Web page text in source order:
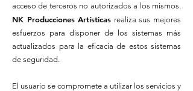
acceso de terceros no autorizados a los mismos.
NK Producciones Artísticas realiza sus mejores
esfuerzos para disponer de los sistemas más
actualizados para la eficacia de estos sistemas
de seguridad.
El usuario se compromete a utilizar los servicios y